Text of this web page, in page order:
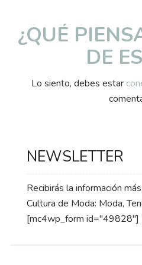
¿QUÉ
DE
Lo siento, debes estar
NEWSLETTER
Recibirás la información
Cultura de Moda: Moda,
[mc4wp_form id="49828"]